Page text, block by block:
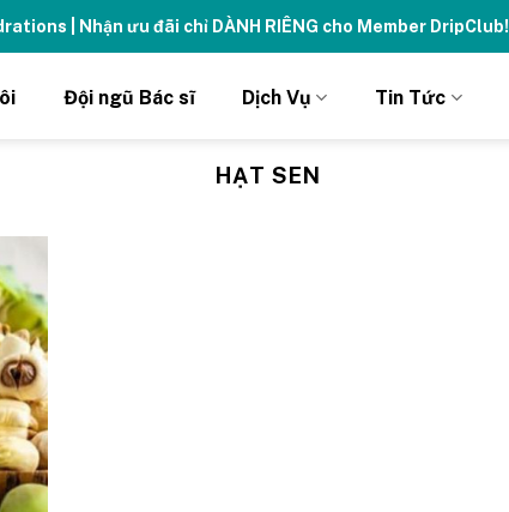
| Nhận ưu đãi chỉ DÀNH RIÊNG cho Member DripClub!
Đội ngũ Bác sĩ Dịch Vụ Tin Tức
HẠT SEN